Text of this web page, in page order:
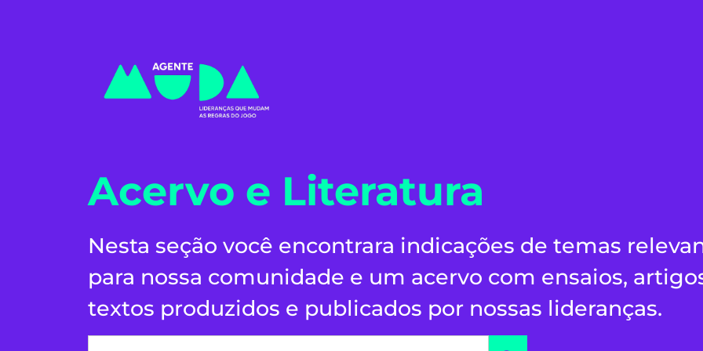
Acervo e Literatura
Nesta seção você encontrara indicações de temas
para nossa comunidade e um acervo com ensaios,
textos produzidos e publicados por nossas lideranças.